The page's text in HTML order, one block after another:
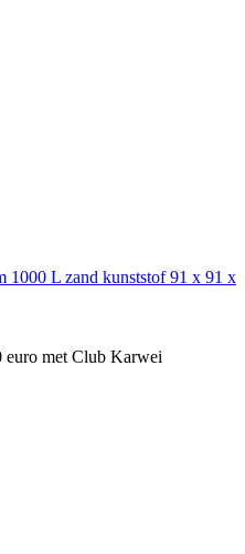
1000 L zand kunststof 91 x 91 x
euro met Club Karwei